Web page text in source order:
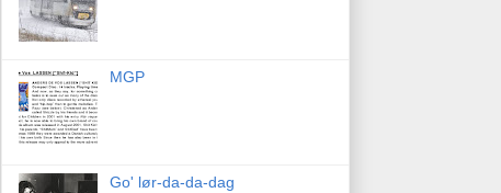
MGP
Go' lør-da-da-dag